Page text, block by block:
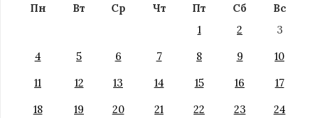
Пн Вт Ср Чт Пт Сб
Вс
1
2
3
4
5 6 7 8 9
10
11
12 13 14 15 16
17
18
19 20 21 22 23
24